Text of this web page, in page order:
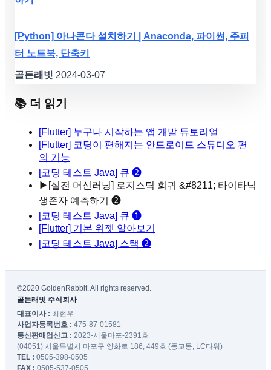
[Python] 아나콘다 설치하기 | Anaconda, 파이썬, 주피
터 노트북, 단축키
골든래빗 2024-03-07
📚 더 읽기
[Flutter] 누구나 시작하는 앱 개발 튜토리얼
[Flutter] 코딩이 편해지는 안드로이드 스튜디오 편
의 기능
[코딩 테스트 Java] 큐 ❷
▶ [실전 머신러닝] 로지스틱 회귀 &#8211; 타이타닉
생존자 예측하기 ❷
[코딩 테스트 Java] 큐 ❶
[Flutter] 기본 위젯 알아보기
[코딩 테스트 Java] 스택 ❷
©2020 GoldenRabbit. All rights reserved.
골든래빗 주식회사
대표이사 : 최현우
사업자등록번호 : 475-87-01581
통신판매업신고 : 2023-서울마포-2391호
(04051) 서울특별시 마포구 양화로 186, 449호 (동교동, LC타워)
TEL : 0505-398-0505
FAX : 0505-537-0505